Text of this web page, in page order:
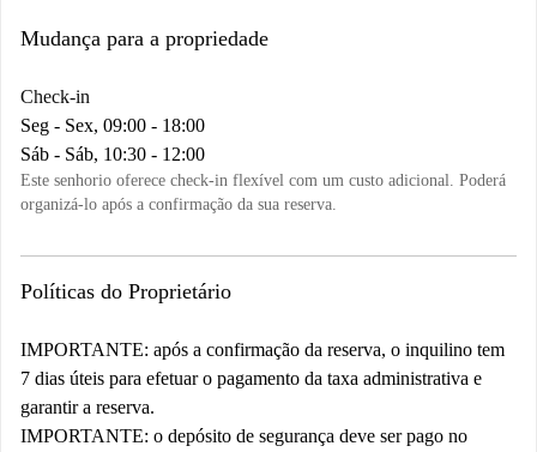
Mudança para a propriedade
Check-in
Seg - Sex, 09:00 - 18:00
Sáb - Sáb, 10:30 - 12:00
Este senhorio oferece check-in flexível com um custo adicional. Poderá
organizá-lo após a confirmação da sua reserva.
Políticas do Proprietário
IMPORTANTE: após a confirmação da reserva, o inquilino tem
7 dias úteis para efetuar o pagamento da taxa administrativa e
garantir a reserva.
IMPORTANTE: o depósito de segurança deve ser pago no